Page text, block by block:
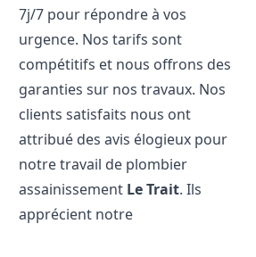
7j/7 pour répondre à vos
urgence. Nos tarifs sont
compétitifs et nous offrons des
garanties sur nos travaux. Nos
clients satisfaits nous ont
attribué des avis élogieux pour
notre travail de plombier
assainissement Le Trait. Ils
apprécient notre